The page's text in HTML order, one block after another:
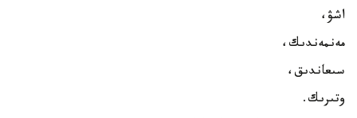
اشۋ،
مەنمەندىك،
سىعاندىق،
وتىرىك.